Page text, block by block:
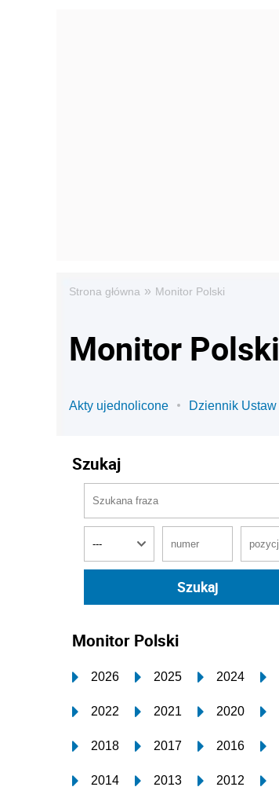
Strona główna » Monitor Polski
Monitor Polski
Akty ujednolicone Dziennik Ustaw
Szukaj
Monitor Polski
2026 2025 2024
2022 2021 2020
2018 2017 2016
2014 2013 2012